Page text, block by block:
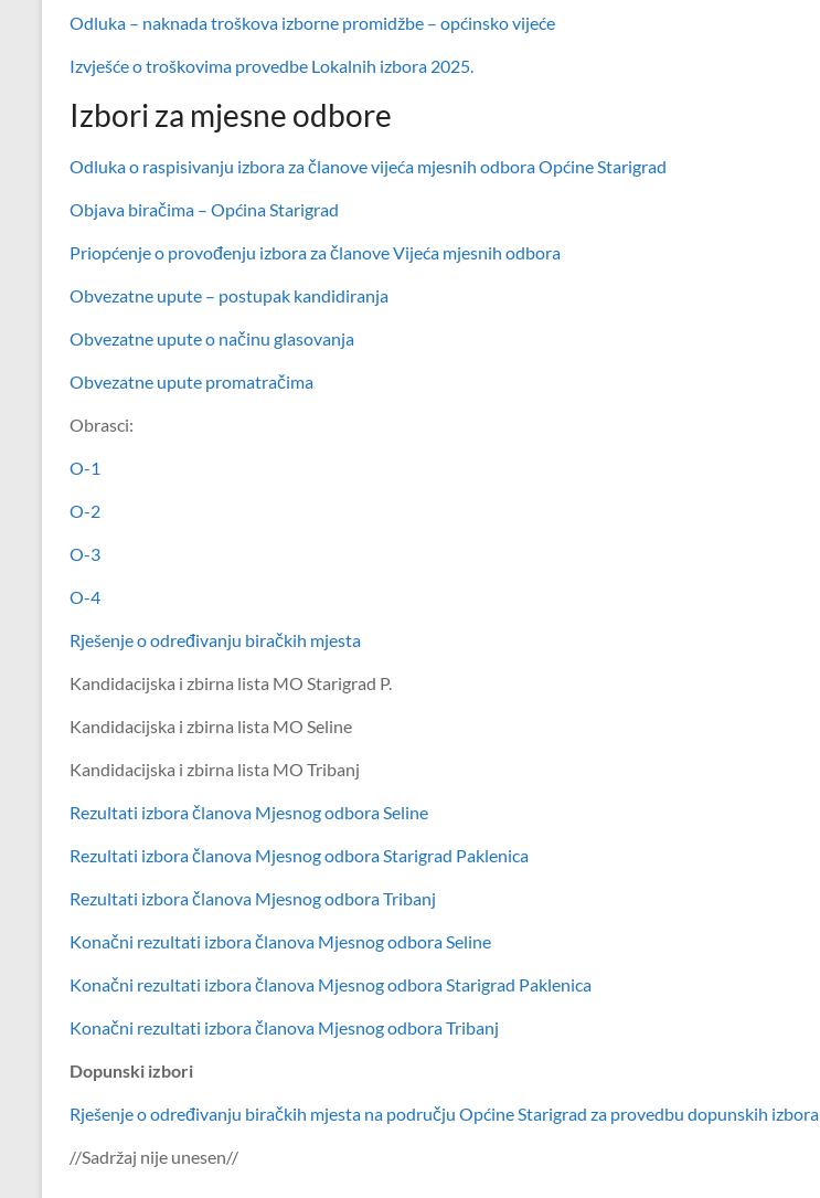
Odluka – naknada troškova izborne promidžbe – općinsko vijeće
Izvješće o troškovima provedbe Lokalnih izbora 2025.
Izbori za mjesne odbore
Odluka o raspisivanju izbora za članove vijeća mjesnih odbora Općine Starigrad
Objava biračima – Općina Starigrad
Priopćenje o provođenju izbora za članove Vijeća mjesnih odbora
Obvezatne upute – postupak kandidiranja
Obvezatne upute o načinu glasovanja
Obvezatne upute promatračima
Obrasci:
O-1
O-2
O-3
O-4
Rješenje o određivanju biračkih mjesta
Kandidacijska i zbirna lista MO Starigrad P.
Kandidacijska i zbirna lista MO Seline
Kandidacijska i zbirna lista MO Tribanj
Rezultati izbora članova Mjesnog odbora Seline
Rezultati izbora članova Mjesnog odbora Starigrad Paklenica
Rezultati izbora članova Mjesnog odbora Tribanj
Konačni rezultati izbora članova Mjesnog odbora Seline
Konačni rezultati izbora članova Mjesnog odbora Starigrad Paklenica
Konačni rezultati izbora članova Mjesnog odbora Tribanj
Dopunski izbori
Rješenje o određivanju biračkih mjesta na području Općine Starigrad za provedbu dopunskih izbora
//Sadržaj nije unesen//